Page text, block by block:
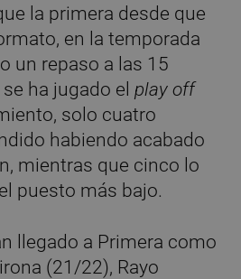
la primera desde que
en la temporada
un repaso a las 15
ha jugado elplay off
solo cuatro
habiendo acabado
mientras que cinco lo
puesto más bajo.
llegado a Primera como
(21/22), Rayo